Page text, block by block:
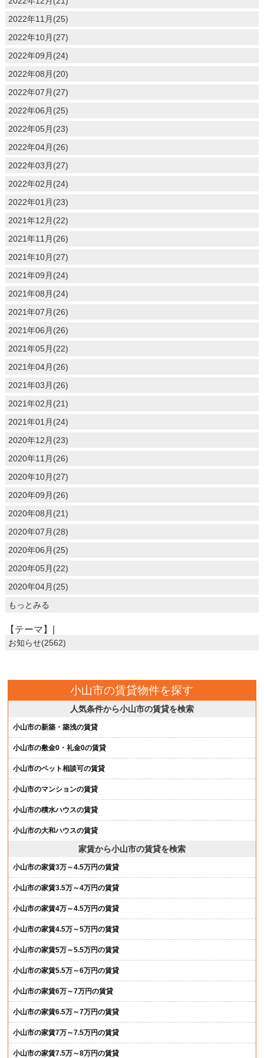
2022年11月(25)
2022年10月(27)
2022年09月(24)
2022年08月(20)
2022年07月(27)
2022年06月(25)
2022年05月(23)
2022年04月(26)
2022年03月(27)
2022年02月(24)
2022年01月(23)
2021年12月(22)
2021年11月(26)
2021年10月(27)
2021年09月(24)
2021年08月(24)
2021年07月(26)
2021年06月(26)
2021年05月(22)
2021年04月(26)
2021年03月(26)
2021年02月(21)
2021年01月(24)
2020年12月(23)
2020年11月(26)
2020年10月(27)
2020年09月(26)
2020年08月(21)
2020年07月(28)
2020年06月(25)
2020年05月(22)
2020年04月(25)
もっとみる
【テーマ】|
お知らせ(2562)
小山市の賃貸物件を探す
人気条件から小山市の賃貸を検索
小山市の新築・築浅の賃貸
小山市の敷金0・礼金0の賃貸
小山市のペット相談可の賃貸
小山市のマンションの賃貸
小山市の積水ハウスの賃貸
小山市の大和ハウスの賃貸
家賃から小山市の賃貸を検索
小山市の家賃3万～4.5万円の賃貸
小山市の家賃3.5万～4万円の賃貸
小山市の家賃4万～4.5万円の賃貸
小山市の家賃4.5万～5万円の賃貸
小山市の家賃5万～5.5万円の賃貸
小山市の家賃5.5万～6万円の賃貸
小山市の家賃6万～7万円の賃貸
小山市の家賃6.5万～7万円の賃貸
小山市の家賃7万～7.5万円の賃貸
小山市の家賃7.5万～8万円の賃貸